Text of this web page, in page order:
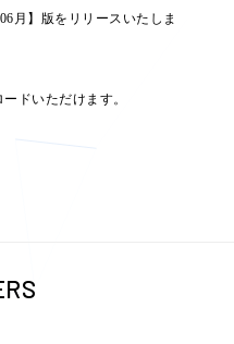
月】版をリリースいたしま
ドいただけます。